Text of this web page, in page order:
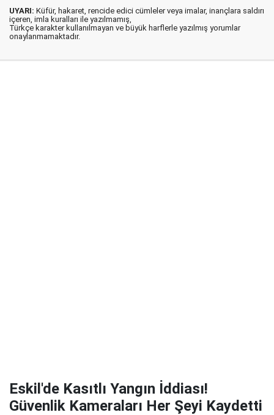
UYARI: Küfür, hakaret, rencide edici cümleler veya imalar, inançlara saldırı
içeren, imla kuralları ile yazılmamış,
Türkçe karakter kullanılmayan ve büyük harflerle yazılmış yorumlar
onaylanmamaktadır.
Eskil'de Kasıtlı Yangın İddiası!
Güvenlik Kameraları Her Şeyi Kaydetti